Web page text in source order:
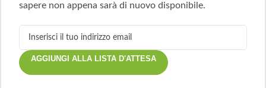
sapere non appena sarà di nuovo disponibile.
AGGIUNGI ALLA LISTA D'ATTESA